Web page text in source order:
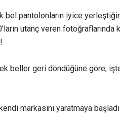
bel pantolonların iyice
utanç veren fotoğraflarında
beller geri döndüğüne göre,
markasını yaratmaya